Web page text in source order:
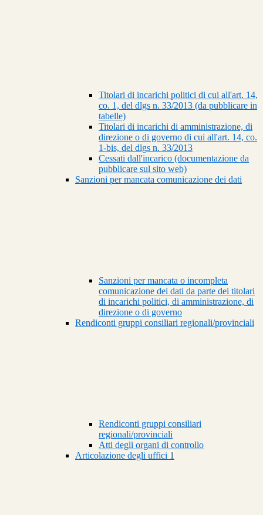
Titolari di incarichi politici di cui all'art. 14,
co. 1, del dlgs n. 33/2013 (da pubblicare in
tabelle)
Titolari di incarichi di amministrazione, di
direzione o di governo di cui all'art. 14, co.
1-bis, del dlgs n. 33/2013
Cessati dall'incarico (documentazione da
pubblicare sul sito web)
Sanzioni per mancata comunicazione dei dati
Sanzioni per mancata o incompleta
comunicazione dei dati da parte dei titolari
di incarichi politici, di amministrazione, di
direzione o di governo
Rendiconti gruppi consiliari regionali/provinciali
Rendiconti gruppi consiliari
regionali/provinciali
Atti degli organi di controllo
Articolazione degli uffici 1